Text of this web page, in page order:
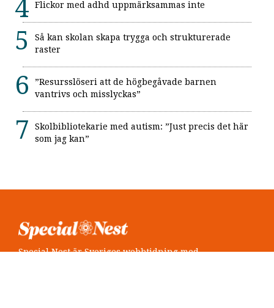
Flickor med adhd uppmärksammas inte
Så kan skolan skapa trygga och strukturerade
raster
”Resursslöseri att de högbegåvade barnen
vantrivs och misslyckas”
Skolbibliotekarie med autism: ”Just precis det här
som jag kan”
Special Nest är Sveriges webbtidning med